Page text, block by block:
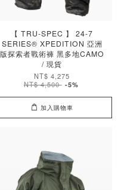
【 TRU-SPEC 】 24-7
SERIES® XPEDITION 亞洲
版探索者戰術褲 黑多地CAMO
/ 現貨
NT$ 4,275
NT$ 4,500 -5%
加入購物車